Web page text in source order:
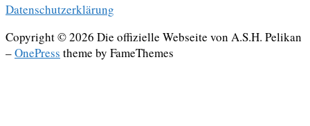
Datenschutzerklärung
Copyright © 2026 Die offizielle Webseite von A.S.H. Pelikan
–OnePress theme by FameThemes